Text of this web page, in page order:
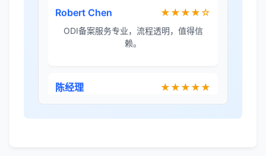
ODI备案服务专业，流程透明，值得信
香港公司注册+银行开户一站式服务，省心